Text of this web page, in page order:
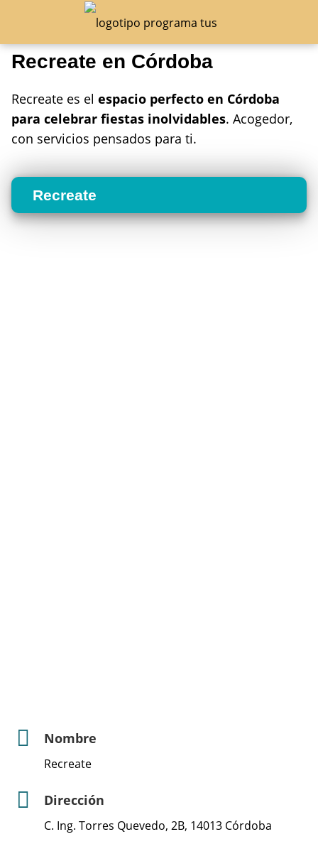
Recreate en Córdoba
Recreate es el espacio perfecto en Córdoba
para celebrar fiestas inolvidables. Acogedor,
con servicios pensados para ti.
Recreate
Nombre
Recreate
Dirección
C. Ing. Torres Quevedo, 2B, 14013 Córdoba